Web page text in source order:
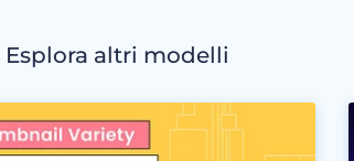
Esplora altri modelli